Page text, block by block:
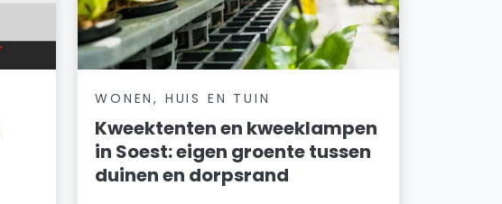
WONEN, HUIS EN TUIN
Kweektenten en kweeklampen
in Soest: eigen groente tussen
duinen en dorpsrand